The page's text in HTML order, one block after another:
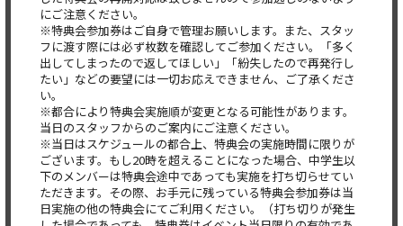
にご注意ください。
※特典会参加券はご自身で管理お願いします。また、スタッ
フに渡す際には必ず枚数を確認してご参加ください。「多く
出してしまったので返してほしい」「紛失したので再発行し
たい」などの要望には一切お応えできません、ご了承くださ
い。
※都合により特典会実施順が変更となる可能性があります。
当日のスタッフからのご案内にご注意ください。
※当日はスケジュールの都合上、特典会の実施時間に限りが
ございます。もし20時を超えることになった場合、中学生以
下のメンバーは特典会途中であっても実施を打ち切らせてい
ただきます。その際、お手元に残っている特典会参加券は当
日実施の他の特典会にてご利用ください。（打ち切りが発生